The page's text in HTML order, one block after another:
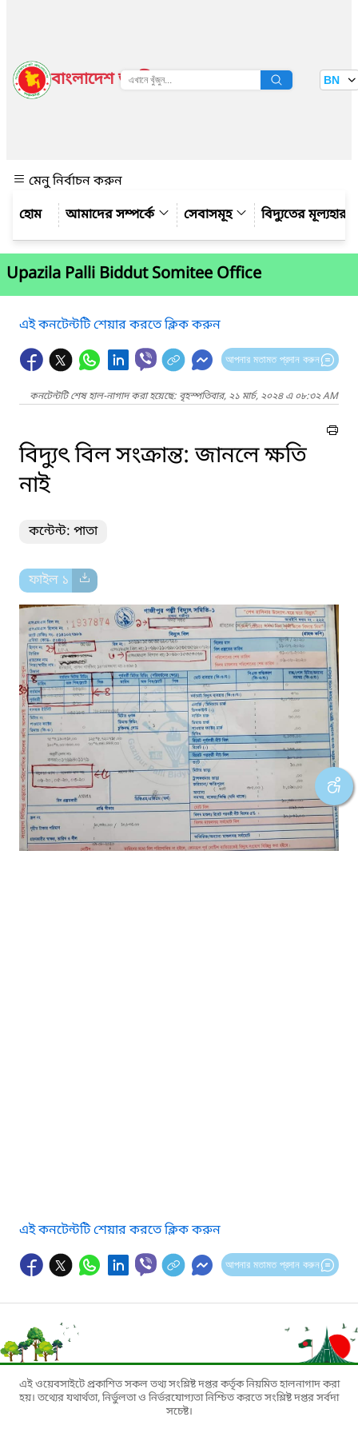
বাংলাদেশ জাতীয় তথ্য বাতায়ন BN
মেনু নির্বাচন করুন
আমাদের সম্পর্কে
সেবাসমূহ বিদ্যুতের মূল্যহার
Upazila Palli Biddut Somitee Office
এই কনটেন্টটি শেয়ার করতে ক্লিক করুন
আপনার মতামত প্রদান করুন
কনটেন্টটি শেষ হাল-নাগাদ করা হয়েছে: বৃহস্পতিবার, ২১ মার্চ, ২০২৪ এ ০৮:৩২ AM
বিদ্যুৎ বিল সংক্রান্ত: জানলে ক্ষতি
নাই
কন্টেন্ট: পাতা
ফাইল ১
এই কনটেন্টটি শেয়ার করতে ক্লিক করুন
আপনার মতামত প্রদান করুন
এই ওয়েবসাইটে প্রকাশিত সকল তথ্য সংশ্লিষ্ট দপ্তর কর্তৃক নিয়মিত হালনাগাদ করা
হয়। তথ্যের যথার্থতা, নির্ভুলতা ও নির্ভরযোগ্যতা নিশ্চিত করতে সংশ্লিষ্ট দপ্তর সর্বদা
সচেষ্ট।